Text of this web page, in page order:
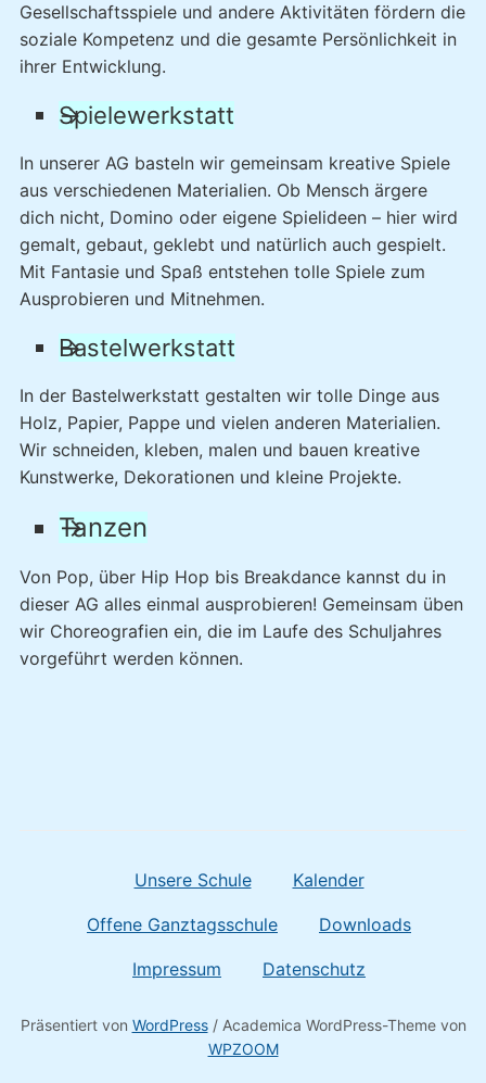
Gesellschaftsspiele und andere Aktivitäten fördern die
soziale Kompetenz und die gesamte Persönlichkeit in
ihrer Entwicklung.
Spielewerkstatt
In unserer AG basteln wir gemeinsam kreative Spiele
aus verschiedenen Materialien. Ob Mensch ärgere
dich nicht, Domino oder eigene Spielideen – hier wird
gemalt, gebaut, geklebt und natürlich auch gespielt.
Mit Fantasie und Spaß entstehen tolle Spiele zum
Ausprobieren und Mitnehmen.
Bastelwerkstatt
In der Bastelwerkstatt gestalten wir tolle Dinge aus
Holz, Papier, Pappe und vielen anderen Materialien.
Wir schneiden, kleben, malen und bauen kreative
Kunstwerke, Dekorationen und kleine Projekte.
Tanzen
Von Pop, über Hip Hop bis Breakdance kannst du in
dieser AG alles einmal ausprobieren! Gemeinsam üben
wir Choreografien ein, die im Laufe des Schuljahres
vorgeführt werden können.
Unsere Schule Kalender
Offene Ganztagsschule Downloads
Impressum Datenschutz
Präsentiert von WordPress/ Academica WordPress-Theme von
WPZOOM